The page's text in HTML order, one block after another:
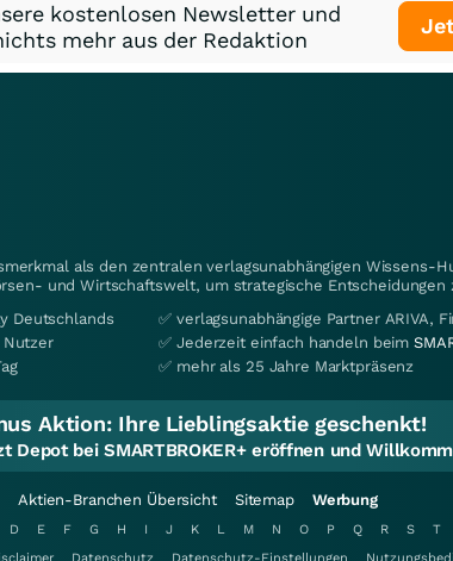
kostenlosen Newsletter und
mehr aus der Redaktion
als den zentralen verlagsunabhängigen Wissens-
und Wirtschaftswelt, um strategische
Deutschlands
Nutzer
✅ verlagsunabhängige Partner ARIVA,
✅ Jederzeit einfach handeln beim
✅ mehr als 25 Jahre Marktpräsenz
Aktion: Ihre Lieblingsaktie geschenkt!
Depot bei SMARTBROKER+ eröffnen und
Aktien-Branchen Übersicht Sitemap Werbung
D E F G H I J K L M N O P Q R S T